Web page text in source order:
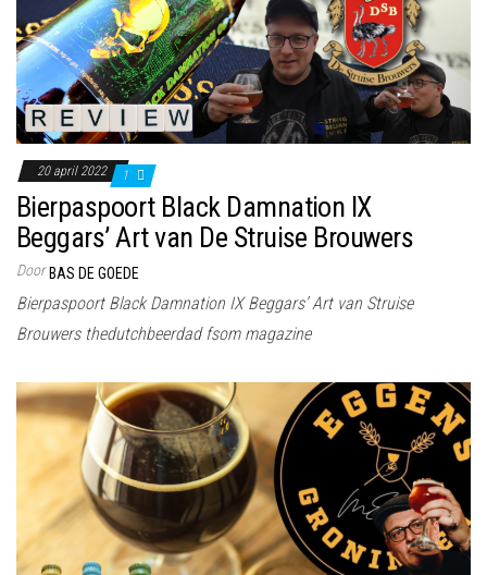
20 april 2022 1
Bierpaspoort Black Damnation IX
Beggars’ Art van De Struise Brouwers
Door BAS DE GOEDE
Bierpaspoort Black Damnation IX Beggars’ Art van Struise
Brouwers thedutchbeerdad fsom magazine